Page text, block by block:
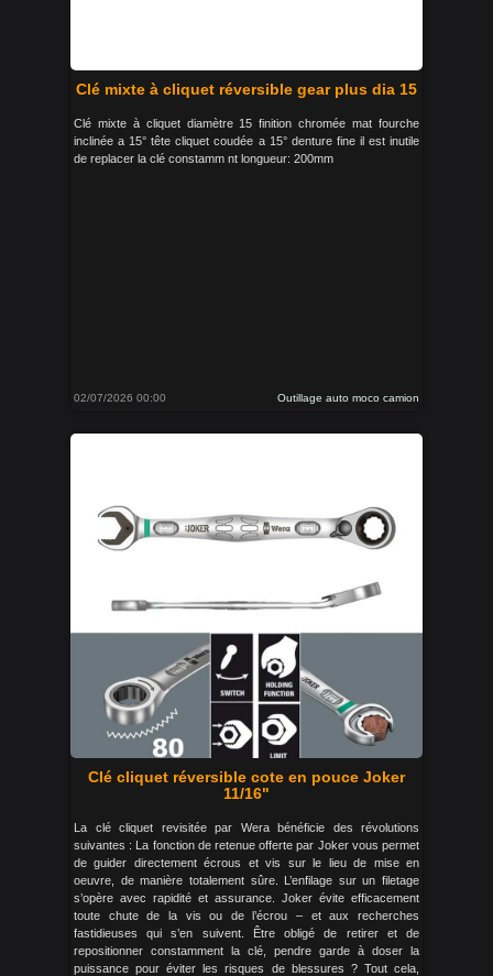
Clé mixte à cliquet réversible gear plus dia 15
Clé mixte à cliquet diamètre 15 finition chromée mat fourche
inclinée a 15° tête cliquet coudée a 15° denture fine il est inutile
de replacer la clé constamm nt longueur: 200mm
02/07/2026 00:00 Outillage auto moco camion
Clé cliquet réversible cote en pouce Joker
11/16"
La clé cliquet revisitée par Wera bénéficie des révolutions
suivantes : La fonction de retenue offerte par Joker vous permet
de guider directement écrous et vis sur le lieu de mise en
oeuvre, de manière totalement sûre. L’enfilage sur un filetage
s’opère avec rapidité et assurance. Joker évite efficacement
toute chute de la vis ou de l’écrou – et aux recherches
fastidieuses qui s’en suivent. Être obligé de retirer et de
repositionner constamment la clé, pendre garde à doser la
puissance pour éviter les risques de blessures ? Tout cela,